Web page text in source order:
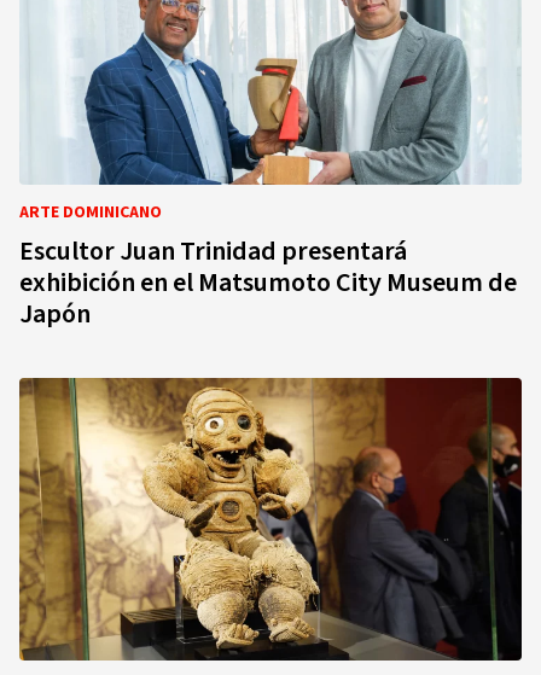
ARTE DOMINICANO
Escultor Juan Trinidad presentará
exhibición en el Matsumoto City Museum de
Japón